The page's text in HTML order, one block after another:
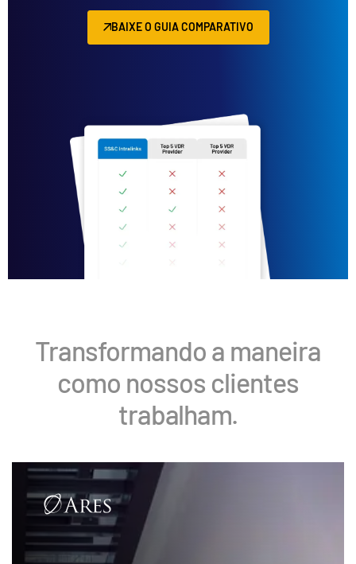
BAIXE O GUIA COMPARATIVO
Transformando a maneira
como nossos clientes
trabalham.